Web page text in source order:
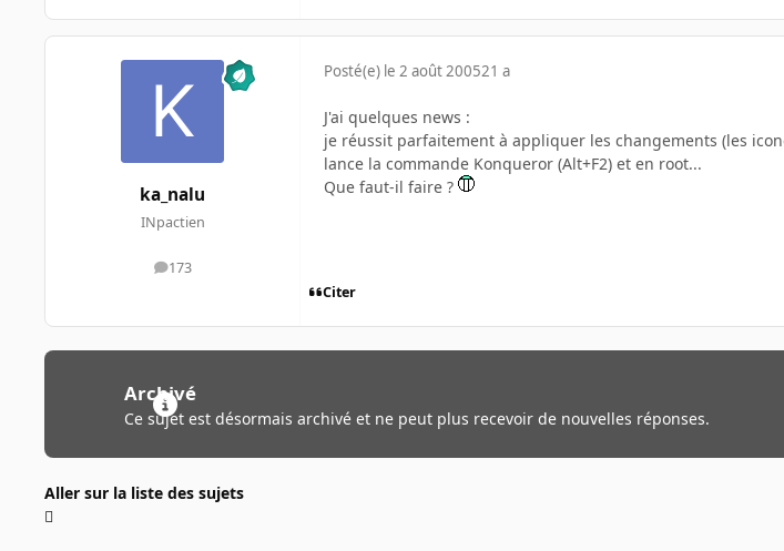
ka_nalu
INpactien
173
messages
Posté(e) le 2 août 200521 a
J'ai quelques news :
je réussit parfaitement à appliquer les changements (les
lance la commande Konqueror (Alt+F2) et en root...
Que faut-il faire ?
Citer
Archivé
Ce sujet est désormais archivé et ne peut plus recevoir de nouvelles réponses.
Aller sur la liste des sujets